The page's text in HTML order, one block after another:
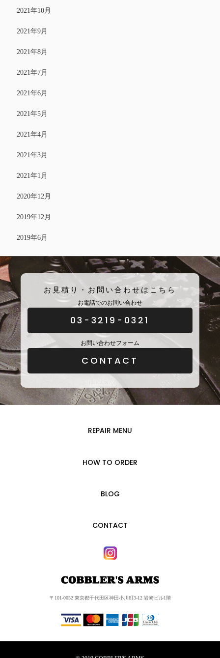
2021年10月
2021年9月
2021年8月
2021年7月
2021年6月
2021年5月
2021年4月
2021年3月
2021年1月
2020年12月
2019年12月
2019年6月
お見積り・お問い合わせはこちら
お電話でのお問い合わせ
03-3219-0321
お問い合わせフォーム
CONTACT
REPAIR MENU
HOW TO ORDER
BLOG
CONTACT
〒101-0052 東京都千代田区神田小川町3-12 岩崎ビル1階